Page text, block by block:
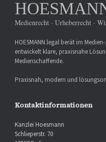
Medienrecht · Urheberrecht ·
HOESMANN.legal berät im
entwickelt klare, praxisnahe
Medienschaffende.
Praxisnah, modern und
Kontaktinformationen
Kanzlei Hoesmann
Schlieperstr. 70